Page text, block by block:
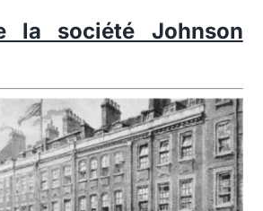
la société Johnson